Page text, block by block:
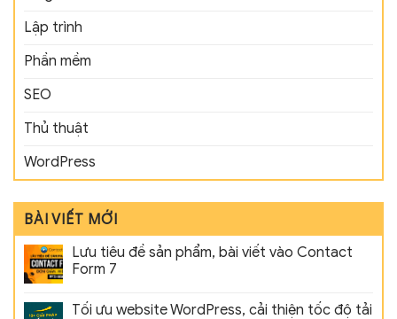
Lập trình
Phần mềm
SEO
Thủ thuật
WordPress
BÀI VIẾT MỚI
Lưu tiêu đề sản phẩm, bài viết vào Contact
Form 7
Tối ưu website WordPress, cải thiện tốc độ tải